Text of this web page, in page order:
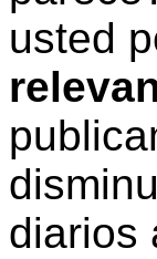
usted
diarios